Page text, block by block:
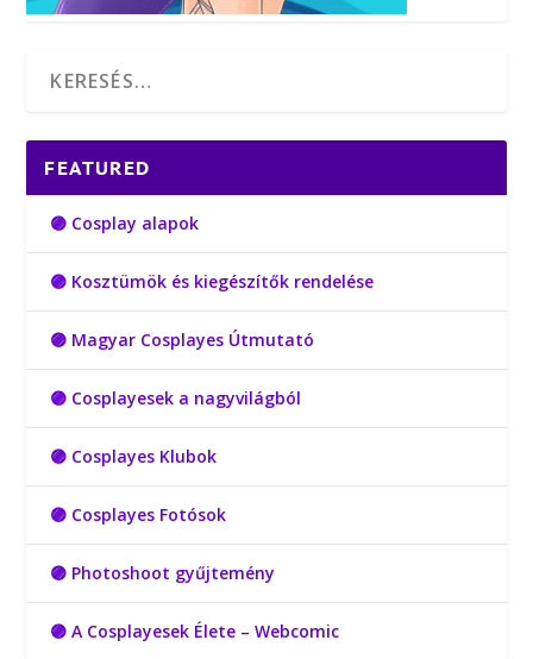
FEATURED
🟣 Cosplay alapok
🟣 Kosztümök és kiegészítők rendelése
🟣 Magyar Cosplayes Útmutató
🟣 Cosplayesek a nagyvilágból
🟣 Cosplayes Klubok
🟣 Cosplayes Fotósok
🟣 Photoshoot gyűjtemény
🟣 A Cosplayesek Élete – Webcomic